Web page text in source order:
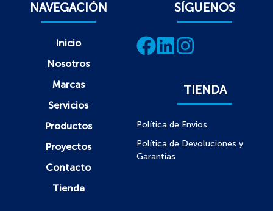
NAVEGACIÓN
Inicio
Nosotros
Marcas
Servicios
Productos
Proyectos
Contacto
Tienda
SÍGUENOS
TIENDA
Política de Envios
Política de Devoluciones y
Garantías